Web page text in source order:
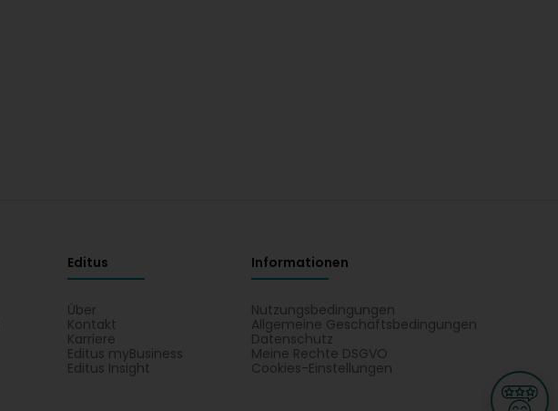
Editus
Über
Kontakt
Karriere
Editus myBusiness
Editus Insight
Informationen
Nutzungsbedingungen
Allgemeine Geschäftsbedingungen
Datenschutz
Meine Rechte DSGVO
Cookies-Einstellungen